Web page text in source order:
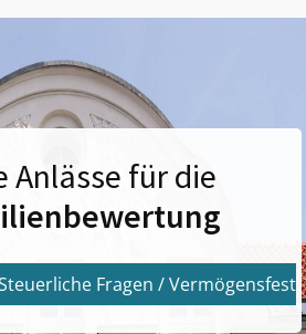
Anlässe für die
Fragen /